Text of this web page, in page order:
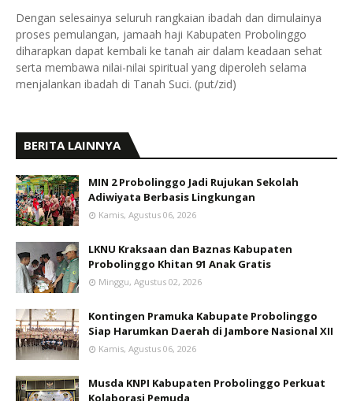
Dengan selesainya seluruh rangkaian ibadah dan dimulainya
proses pemulangan, jamaah haji Kabupaten Probolinggo
diharapkan dapat kembali ke tanah air dalam keadaan sehat
serta membawa nilai-nilai spiritual yang diperoleh selama
menjalankan ibadah di Tanah Suci. (put/zid)
BERITA LAINNYA
MIN 2 Probolinggo Jadi Rujukan Sekolah
Adiwiyata Berbasis Lingkungan
Kamis, Agustus 06, 2026
LKNU Kraksaan dan Baznas Kabupaten
Probolinggo Khitan 91 Anak Gratis
Minggu, Agustus 02, 2026
Kontingen Pramuka Kabupate Probolinggo
Siap Harumkan Daerah di Jambore Nasional XII
Kamis, Agustus 06, 2026
Musda KNPI Kabupaten Probolinggo Perkuat
Kolaborasi Pemuda